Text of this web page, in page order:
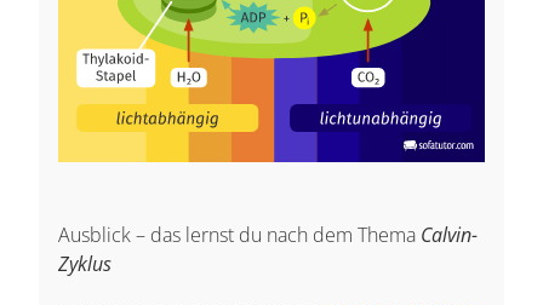
Ausblick – das lernst du nach dem Thema Calvin-
Zyklus